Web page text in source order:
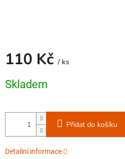
110 Kč / ks
cena:
Skladem
Přidat do košíku
Detailní informace